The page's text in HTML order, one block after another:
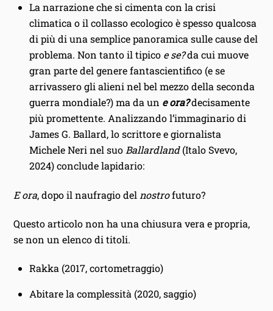
La narrazione che si cimenta con la crisi
climatica o il collasso ecologico è spesso qualcosa
di più di una semplice panoramica sulle cause del
problema. Non tanto il tipico e se?da cui muove
gran parte del genere fantascientifico (e se
arrivassero gli alieni nel bel mezzo della seconda
guerra mondiale?) ma da un e ora?decisamente
più promettente. Analizzando l’immaginario di
James G. Ballard, lo scrittore e giornalista
Michele Neri nel suo Ballardland(Italo Svevo,
2024) conclude lapidario:
E ora, dopo il naufragio delnostrofuturo?
Questo articolo non ha una chiusura vera e propria,
se non un elenco di titoli.
Rakka (2017, cortometraggio)
Abitare la complessità (2020, saggio)